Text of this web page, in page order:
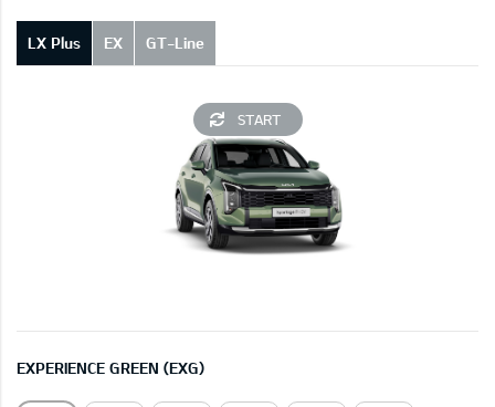
LX Plus EX GT-Line
START
EXPERIENCE GREEN (EXG)